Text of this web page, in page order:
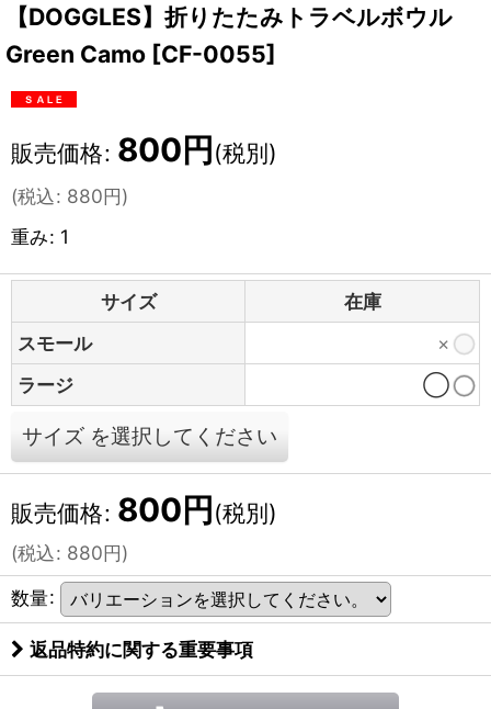
【DOGGLES】折りたたみトラベルボウル
Green Camo [CF-0055]
販売価格: 800円(税別)
(税込: 880円)
重み: 1
サイズ
在庫
スモール
×
ラージ
◯
サイズ を選択してください
販売価格: 800円(税別)
(税込: 880円)
数量:
返品特約に関する重要事項